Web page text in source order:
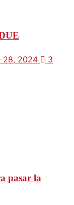
28, 2024 3
pasar la